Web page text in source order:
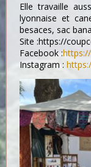
Elle travaille
lyonnaise et
besaces, sac
Site :https://
Facebook :
Instagram :